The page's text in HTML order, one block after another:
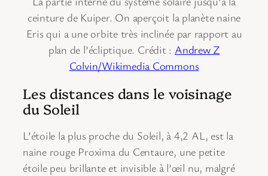
ceinture de Kuiper. On aperçoit la planète naine
Eris qui a une orbite très inclinée par rapport au
plan de l’écliptique. Crédit : Andrew Z
Colvin/Wikimedia Commons
Les distances dans le voisinage
du Soleil
L’étoile la plus proche du Soleil, à 4,2 AL, est la
naine rouge Proxima du Centaure, une petite
étoile peu brillante et invisible à l’œil nu, malgré